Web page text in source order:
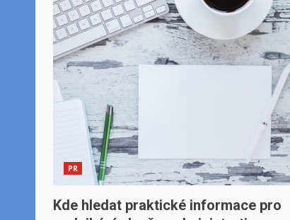
PR
Kde hledat praktické informace pro